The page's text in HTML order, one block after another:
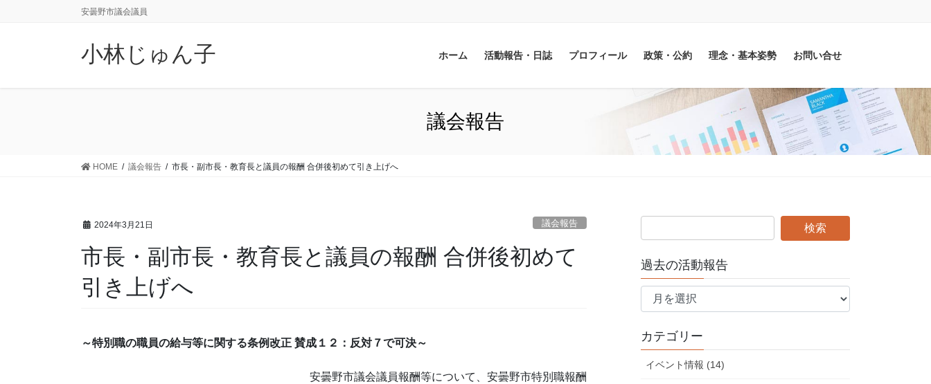
安曇野市議会議員
小林じゅん子 ホーム 活動報告・日誌 プロフィール 政策・公約 理念・基本姿勢 お問い合せ
議会報告
HOME 議会報告 市長・副市長・教育長と議員の報酬 合併後初めて引き上げへ
2024年3月21日 議会報告
市長・副市長・教育長と議員の報酬 合併後初めて
引き上げへ
～特別職の職員の給与等に関する条例改正 賛成１２：反対７で可決～
安曇野市議会議員報酬等について、安曇野市特別職報酬
過去の活動報告
過
活
動
報
カテゴリー
イベント情報 (14)